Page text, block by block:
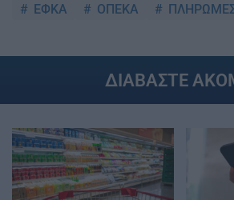
ΕΦΚΑ
ΟΠΕΚΑ
ΔΙΑΒΑΣΤΕ